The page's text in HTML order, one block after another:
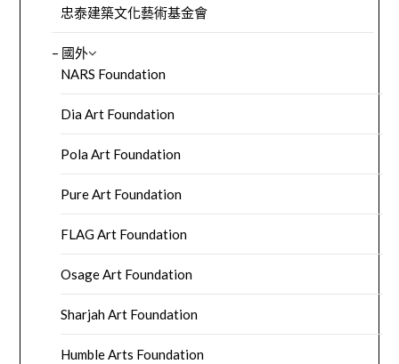
忠泰建築文化藝術基金會
– 國外
NARS Foundation
Dia Art Foundation
Pola Art Foundation
Pure Art Foundation
FLAG Art Foundation
Osage Art Foundation
Sharjah Art Foundation
Humble Arts Foundation